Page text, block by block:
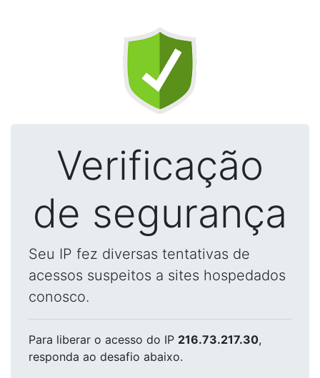
Verificação
de segurança
Seu IP fez diversas tentativas de
acessos suspeitos a sites hospedados
conosco.
Para liberar o acesso do IP 216.73.217.30,
responda ao desafio abaixo.